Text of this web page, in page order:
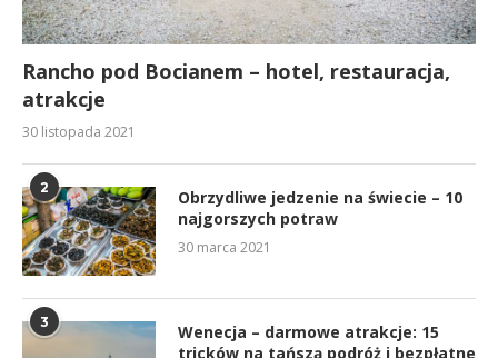
Rancho pod Bocianem – hotel, restauracja,
atrakcje
30 listopada 2021
2
Obrzydliwe jedzenie na świecie – 10
najgorszych potraw
30 marca 2021
3
Wenecja – darmowe atrakcje: 15
tricków na tańszą podróż i bezpłatne